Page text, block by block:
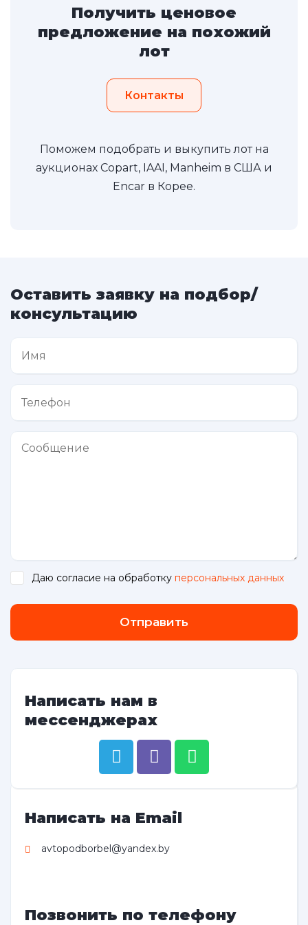
Получить ценовое
предложение на похожий
лот
Контакты
Поможем подобрать и выкупить лот на
аукционах Copart, IAAI, Manheim в США и
Encar в Корее.
Оставить заявку на подбор/
консультацию
Даю согласие на обработку персональных данных
Отправить
Написать нам в
мессенджерах
Написать на Email
avtopodborbel@yandex.by
Позвонить по телефону